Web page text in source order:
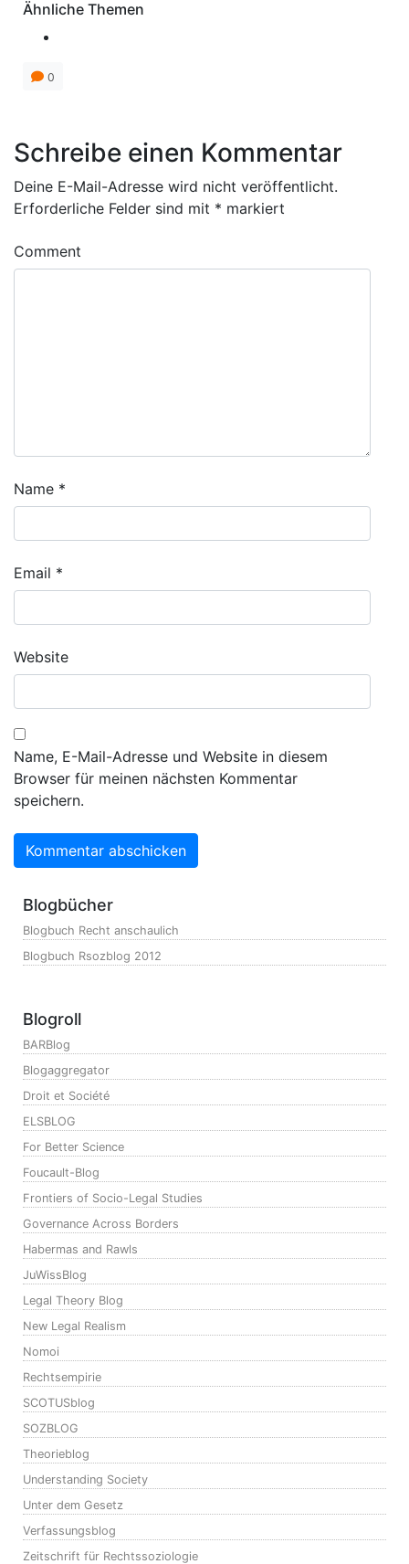
Ähnliche Themen
0
Schreibe einen Kommentar
Deine E-Mail-Adresse wird nicht veröffentlicht.
Erforderliche Felder sind mit * markiert
Comment
Name *
Email *
Website
Name, E-Mail-Adresse und Website in diesem
Browser für meinen nächsten Kommentar
speichern.
Blogbücher
Blogbuch Recht anschaulich
Blogbuch Rsozblog 2012
Blogroll
BARBlog
Blogaggregator
Droit et Société
ELSBLOG
For Better Science
Foucault-Blog
Frontiers of Socio-Legal Studies
Governance Across Borders
Habermas and Rawls
JuWissBlog
Legal Theory Blog
New Legal Realism
Nomoi
Rechtsempirie
SCOTUSblog
SOZBLOG
Theorieblog
Understanding Society
Unter dem Gesetz
Verfassungsblog
Zeitschrift für Rechtssoziologie